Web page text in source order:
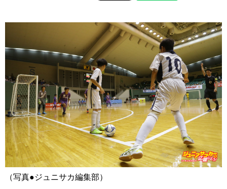
（写真●ジュニサカ編集部）